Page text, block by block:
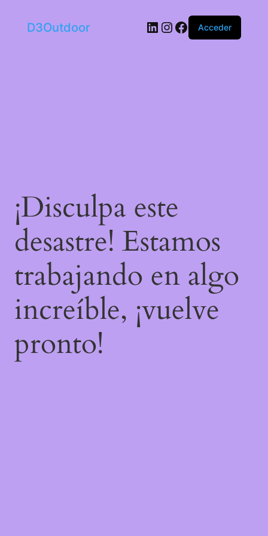
D3Outdoor LinkedIn
Instagram
Facebook
Acceder
¡Disculpa este
desastre! Estamos
trabajando en algo
increíble, ¡vuelve
pronto!